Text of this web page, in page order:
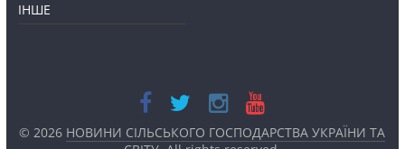
ІНШЕ
© 2026 НОВИНИ СІЛЬСЬКОГО ГОСПОДАРСТВА УКРАЇНИ ТА